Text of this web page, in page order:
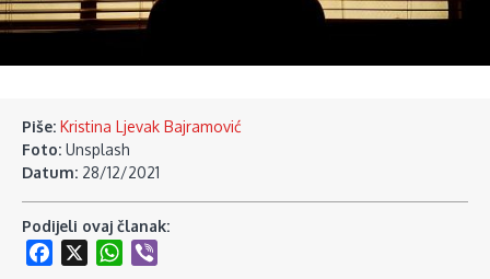
Piše: Kristina Ljevak Bajramović
Foto: Unsplash
Datum: 28/12/2021
Podijeli ovaj članak:
Facebook
WhatsApp